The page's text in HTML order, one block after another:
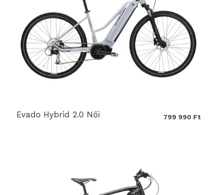
Evado Hybrid 2.0 Női 799 990 Ft